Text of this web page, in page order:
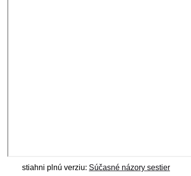
stiahni plnú verziu: Súčasné názory sestier